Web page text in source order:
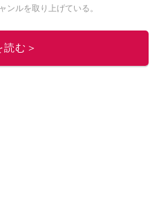
ンルを取り上げている。
イチオシストの他の記事を読む
む＞